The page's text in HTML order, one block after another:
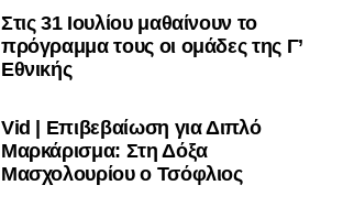
Στις 31 Ιουλίου μαθαίνουν το
πρόγραμμα τους οι ομάδες της Γ’
Εθνικής
Vid | Επιβεβαίωση για Διπλό
Μαρκάρισμα: Στη Δόξα
Μασχολουρίου ο Τσόφλιος